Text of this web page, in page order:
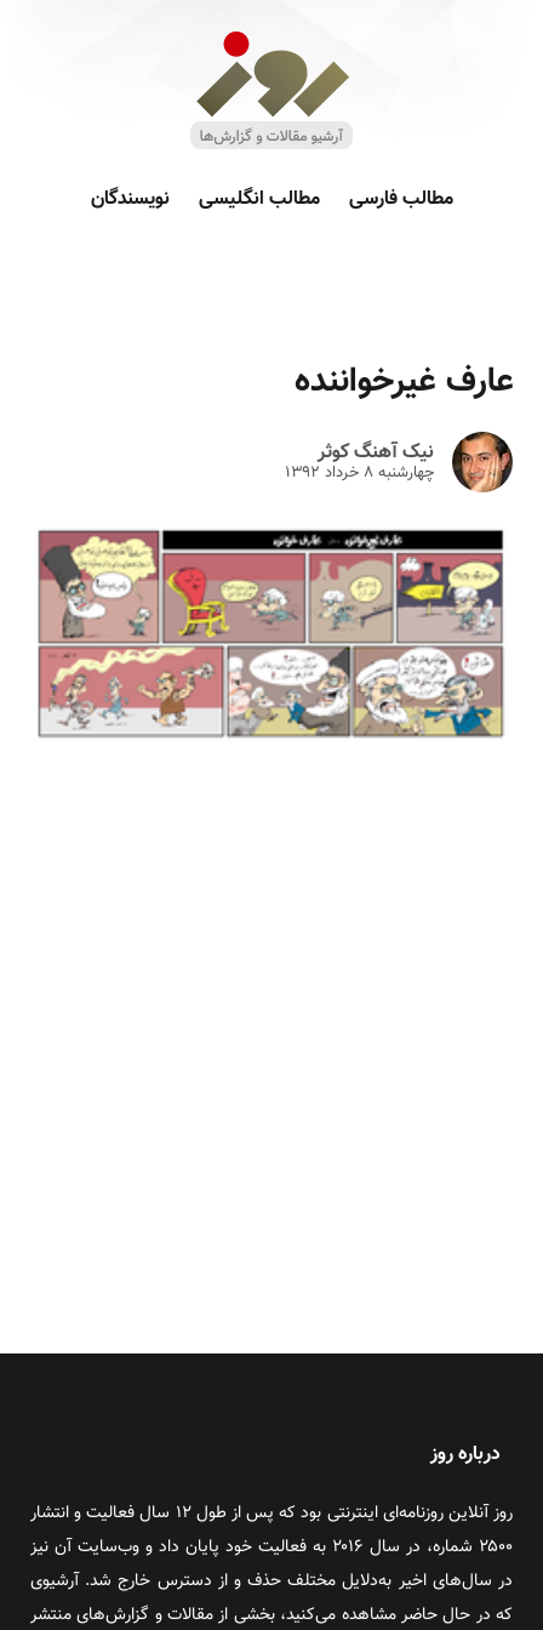
مطالب فارسی مطالب انگلیسی نویسندگان
عارف غیرخواننده
نیک آهنگ کوثر
چهارشنبه ۸ خرداد ۱۳۹۲
درباره روز
روز آنلاین روزنامه‌ای اینترنتی بود که پس از طول ۱۲ سال فعالیت و انتشار
۲۵۰۰ شماره، در سال ۲۰۱۶ به فعالیت خود پایان داد و وب‌سایت آن نیز
در سال‌های اخیر به‌دلایل مختلف حذف و از دسترس خارج شد. آرشیوی
که در حال حاضر مشاهده می‌کنید، بخشی از مقالات و گزارش‌های منتشر